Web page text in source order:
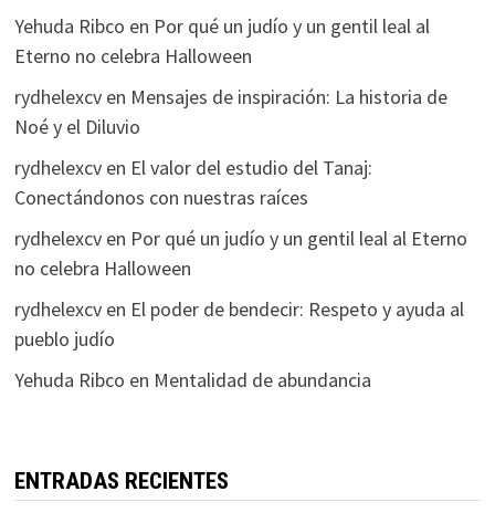
Yehuda Ribco en Por qué un judío y un gentil leal al
Eterno no celebra Halloween
rydhelexcven Mensajes de inspiración: La historia de
Noé y el Diluvio
rydhelexcven El valor del estudio del Tanaj:
Conectándonos con nuestras raíces
rydhelexcven Por qué un judío y un gentil leal al Eterno
no celebra Halloween
rydhelexcven El poder de bendecir: Respeto y ayuda al
pueblo judío
Yehuda Ribco en Mentalidad de abundancia
ENTRADAS RECIENTES